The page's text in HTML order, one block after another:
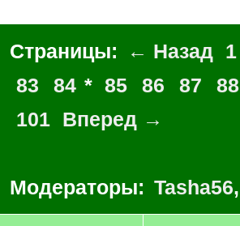
Страницы: ← Назад 1
83
84 * 85 86 87 88
101 Вперед →
Модераторы: Tasha56,